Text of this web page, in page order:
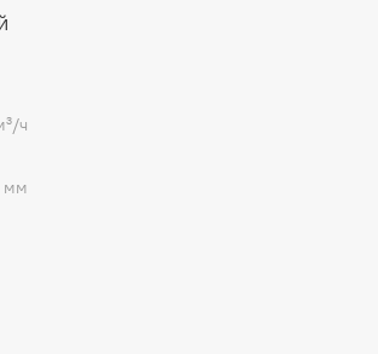
отопления.
что монтажная длинна данной
130 мм.
и фото товара, технические
о комплекте поставки,
виде и цвете, стране производства
последних доступных сведениях от
без обязательного извещения
в дизайн и технические
не ухудшающие потребительских
ч
мм